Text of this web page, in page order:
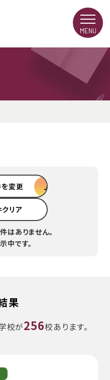
変更
リア
はありません。
中です。
果
校が256校あります。
MENU